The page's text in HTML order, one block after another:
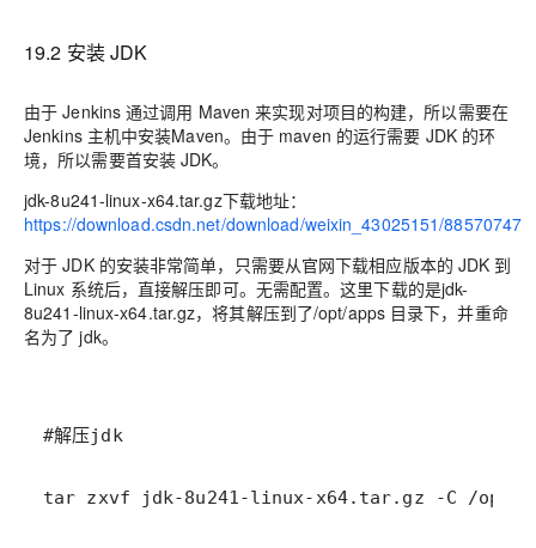
19.2 安装 JDK
由于 Jenkins 通过调用 Maven 来实现对项目的构建，所以需要在
Jenkins 主机中安装Maven。由于 maven 的运行需要 JDK 的环
境，所以需要首安装 JDK。
jdk-8u241-linux-x64.tar.gz下载地址：
https://download.csdn.net/download/weixin_43025151/88570747
对于 JDK 的安装非常简单，只需要从官网下载相应版本的 JDK 到
Linux 系统后，直接解压即可。无需配置。这里下载的是jdk-
8u241-linux-x64.tar.gz，将其解压到了/opt/apps 目录下，并重命
名为了 jdk。